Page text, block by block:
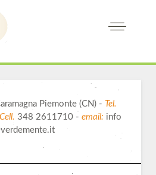
Piemonte (CN) - Tel.
Cell. 348 2611710 - email: info
verdemente.it